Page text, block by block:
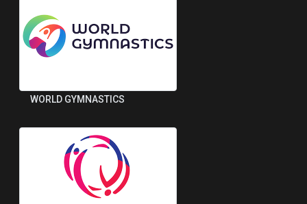
WORLD GYMNASTICS